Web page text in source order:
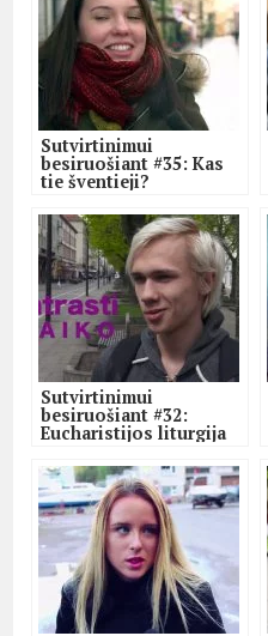
Sutvirtinimui
besiruošiant #35: Kas
tie šventieji?
Sutvirtinimui
besiruošiant #32:
Eucharistijos liturgija